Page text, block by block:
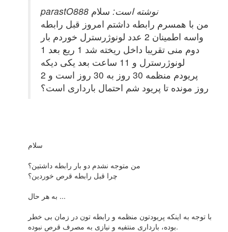
parastO888 نوشته است: سلام
من با همسرم رابطه داشتم امروز قبل رابطه
واسه اطمینان 2 عدد لونوژرسترل خوردم بار
دوم منی تقریبا داخل ریخته شد 1 ریع بعد 1
لونوژرسترل و 11 ساعت بعد یکی دیکه
پریودم منظمه 30 روز به 30 روز است و 2
روز مونده تا پریود شم احتمال بارداری است؟
سلام
من متوجه نشدم دو بار رابطه داشتین؟
چرا قبل رابطه قرص خوردین؟
به هر حال ...
با توجه به اینکه پریودتون منظمه و رابطه تون در زمان بی خطر
بوده، بارداری منتفیه و نیازی به مصرف قرص نبوده.